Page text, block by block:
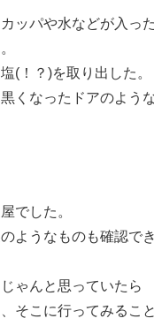
ッパや水などが入っ
(！？)を取り出した。
くなったドアのよう
でした。
ようなものも確認で
ゃんと思っていたら
そこに行ってみること